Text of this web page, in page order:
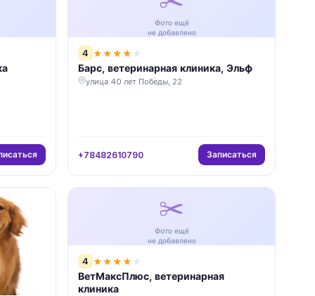
Фото ещё
не добавлено
4 ★★★★ ★
Барс, ветеринарная клиника, Эльф
улица 40 лет Победы, 22
+78482610790 Записаться
✂️
Фото ещё
не добавлено
4 ★★★★ ★
ВетМаксПлюс, ветеринарная
клиника